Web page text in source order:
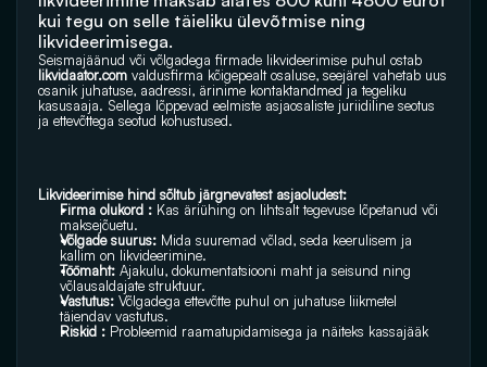
kui tegu on selle täieliku ülevõtmise ning
likvideerimisega.
likvidaator.com valdusfirma kõigepealt osaluse, seejärel vahetab uus
osanik juhatuse, aadressi, ärinime kontaktandmed ja tegeliku
kasusaaja. Sellega lõppevad eelmiste asjaosaliste juriidiline seotus
ja ettevõttega seotud kohustused.
Likvideerimise hind sõltub järgnevatest asjaoludest:
Firma olukord : Kas äriühing on lihtsalt tegevuse lõpetanud või
maksejõuetu.
Võlgade suurus: Mida suuremad võlad, seda keerulisem ja
kallim on likvideerimine.
Töömaht: Ajakulu, dokumentatsiooni maht ja seisund ning
võlausaldajate struktuur.
Vastutus: Võlgadega ettevõtte puhul on juhatuse liikmetel
täiendav vastutus.
Riskid : Probleemid raamatupidamisega ja näiteks kassajääk